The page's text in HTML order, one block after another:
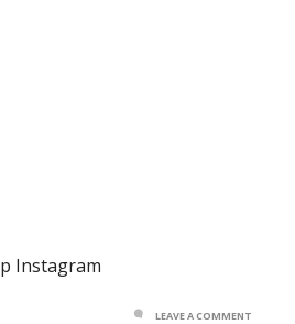
Instagram
LEAVE A COMMENT